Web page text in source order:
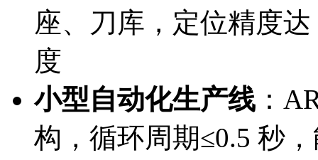
座、刀库，定位精度
度
小型自动化生产线 ：
构，循环周期≤0.5 秒